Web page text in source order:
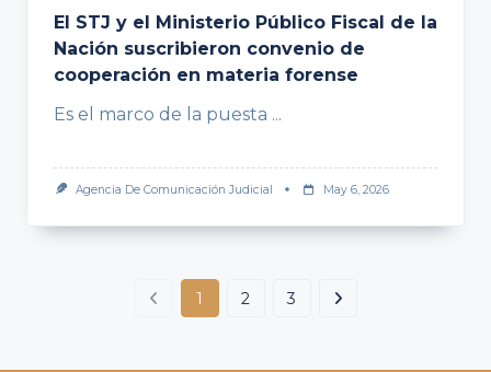
El STJ y el Ministerio Público Fiscal de la
Nación suscribieron convenio de
cooperación en materia forense
Es el marco de la puesta ...
Agencia De Comunicación Judicial May 6, 2026
1 2 3